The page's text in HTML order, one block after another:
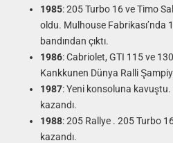
1985: 205 Turbo 16 ve Timo
oldu. Mulhouse Fabrikası’nda
bandından çıktı.
1986: Cabriolet, GTI 115 ve
Kankkunen Dünya Ralli
1987: Yeni konsoluna kavuştu.
kazandı.
1988: 205 Rallye . 205 Turbo
kazandı.